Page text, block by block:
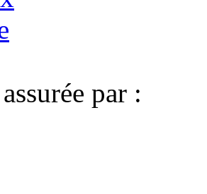
par :